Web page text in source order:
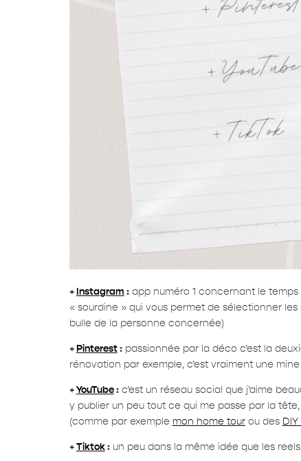
+ Instagram :app numéro 1 concernant le temps
« sourdine » qui vous permet de sélectionner
bulle de la personne concernée)
+ Pinterest:passionnée par la déco c’est la
rénovation par exemple, c’est vraiment une
+YouTube:c’est un réseau social que j’aime
y publier un peu tout ce qui me passe par la
(comme par exemple mon home tourou des
+Tiktok:un peu dans la même idée que les reels